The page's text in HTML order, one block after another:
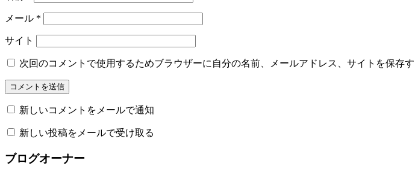
メール *
サイト
次回のコメントで使用するためブラウザーに自分の名前、メールアドレス、サイトを保存す
新しいコメントをメールで通知
新しい投稿をメールで受け取る
ブログオーナー